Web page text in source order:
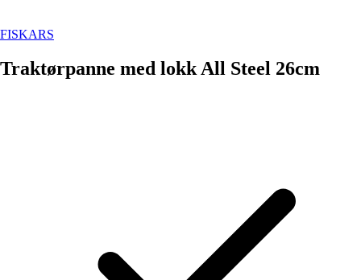
FISKARS
Traktørpanne med lokk All Steel 26cm